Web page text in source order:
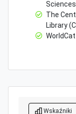
The
Library
WorldCat
Wskaźniki